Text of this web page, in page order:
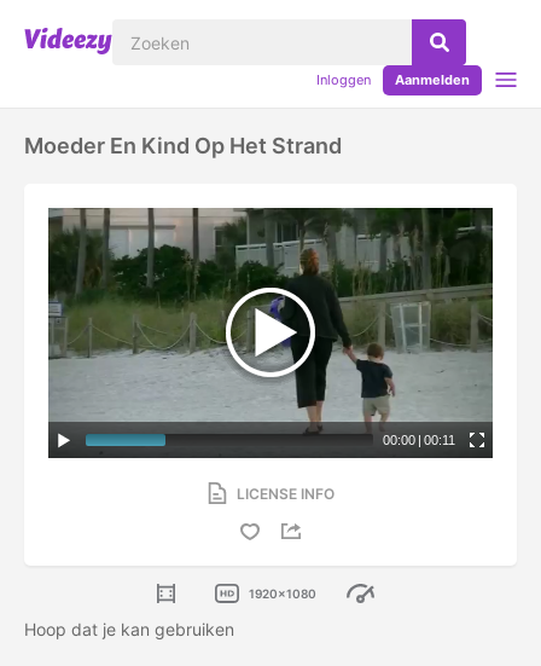
Inloggen Aanmelden
Moeder En Kind Op Het Strand
00:00 | 00:11
LICENSE INFO
1920x1080
Hoop dat je kan gebruiken